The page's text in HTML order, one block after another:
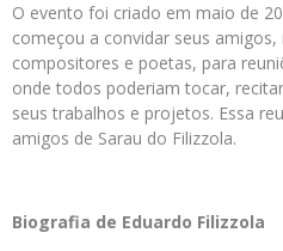
O evento foi criado em maio de
começou a convidar seus
compositores e poetas, para
onde todos poderiam tocar,
seus trabalhos e projetos. Essa
amigos de Sarau do Filizzola.
Biografia de Eduardo Filizzola